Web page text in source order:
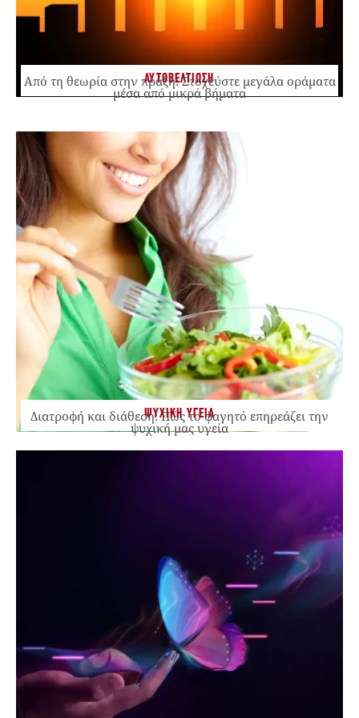
ΑΥΤΟΒΕΛΤΙΩΣΗ
Από τη θεωρία στην πράξη: Στοχεύστε μεγάλα οράματα
μέσα από μικρά βήματα
ΨΥΧΙΚΗ ΥΓΕΙΑ
Διατροφή και διάθεση: Πώς το φαγητό επηρεάζει την
ψυχική μας υγεία